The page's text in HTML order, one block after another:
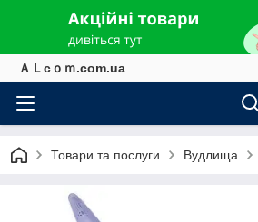
ＡＬcｏｍ.com.ua
Товари та послуги Вудлища